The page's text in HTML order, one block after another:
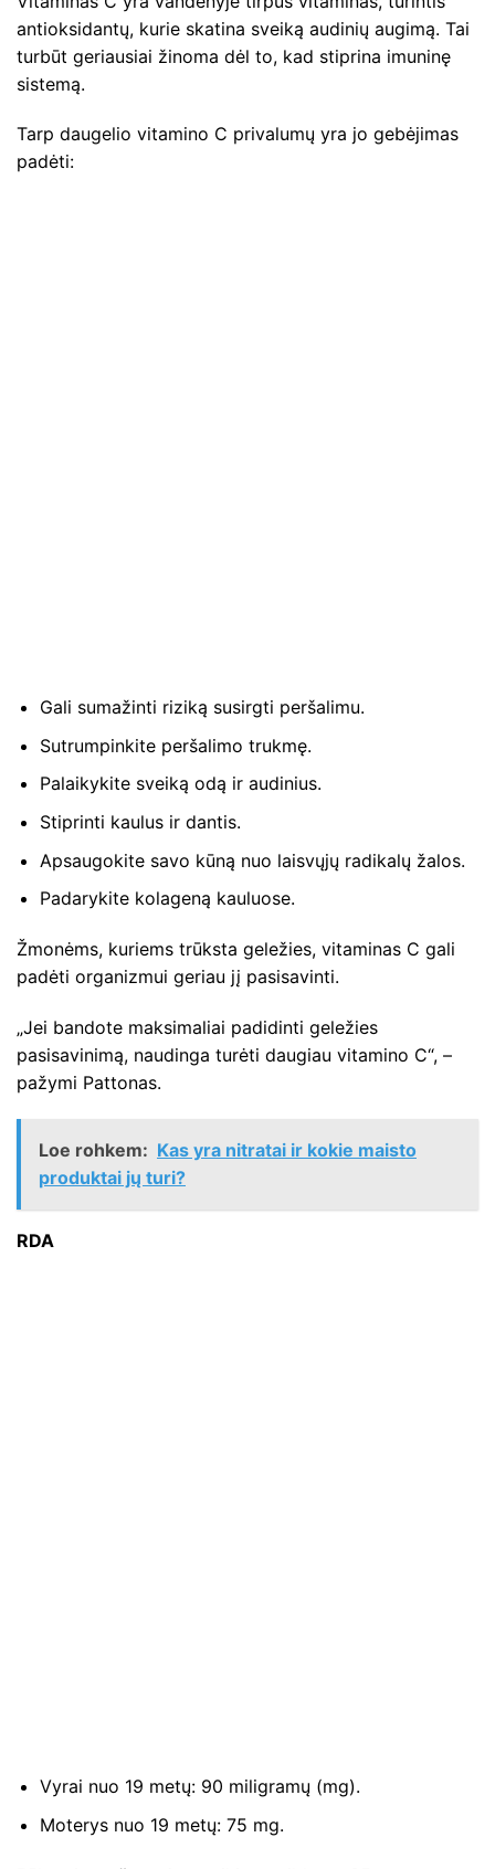
antioksidantų, kurie skatina sveiką audinių augimą. Tai
turbūt geriausiai žinoma dėl to, kad stiprina imuninę
sistemą.
Tarp daugelio vitamino C privalumų yra jo gebėjimas
padėti:
Gali sumažinti riziką susirgti peršalimu.
Sutrumpinkite peršalimo trukmę.
Palaikykite sveiką odą ir audinius.
Stiprinti kaulus ir dantis.
Apsaugokite savo kūną nuo laisvųjų radikalų žalos.
Padarykite kolageną kauluose.
Žmonėms, kuriems trūksta geležies, vitaminas C gali
padėti organizmui geriau jį pasisavinti.
„Jei bandote maksimaliai padidinti geležies
pasisavinimą, naudinga turėti daugiau vitamino C“, –
pažymi Pattonas.
Loe rohkem: Kas yra nitratai ir kokie maisto
produktai jų turi?
RDA
Vyrai nuo 19 metų: 90 miligramų (mg).
Moterys nuo 19 metų: 75 mg.